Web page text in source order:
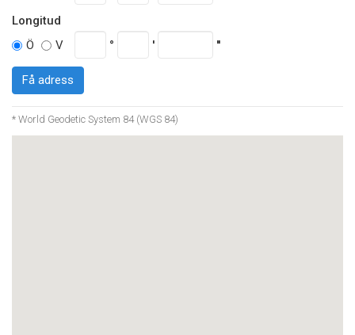
Longitud
Ö
V ° ' ''
Få adress
* World Geodetic System 84 (WGS 84)